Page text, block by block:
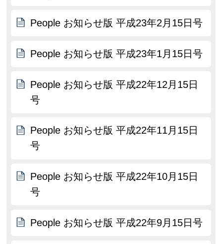
People お知らせ版 平成23年2月15日号
People お知らせ版 平成23年1月15日号
People お知らせ版 平成22年12月15日
号
People お知らせ版 平成22年11月15日
号
People お知らせ版 平成22年10月15日
号
People お知らせ版 平成22年9月15日号